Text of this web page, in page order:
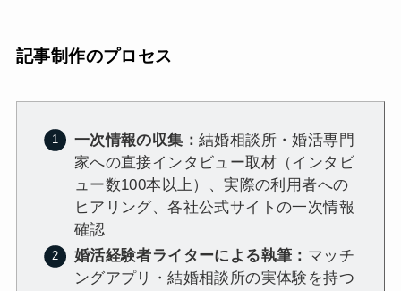
記事制作のプロセス
一次情報の収集： 結婚相談所・婚活専門
家への直接インタビュー取材（インタビ
ュー数100本以上）、実際の利用者への
ヒアリング、各社公式サイトの一次情報
確認
婚活経験者ライターによる執筆： マッチ
ングアプリ・結婚相談所の実体験を持つ